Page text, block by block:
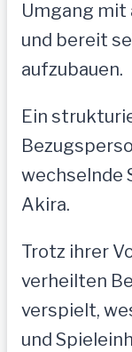
Umgang mit
und bereit
aufzubauen.
Ein
wechselnde
Akira.
Trotz ihrer
verheilten
verspielt,
und